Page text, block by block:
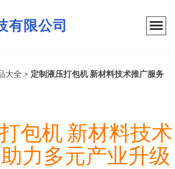
有限公司
大全 > 定制液压打包机 新材料技术推广服务
包机 新材料技术
力多元产业升级